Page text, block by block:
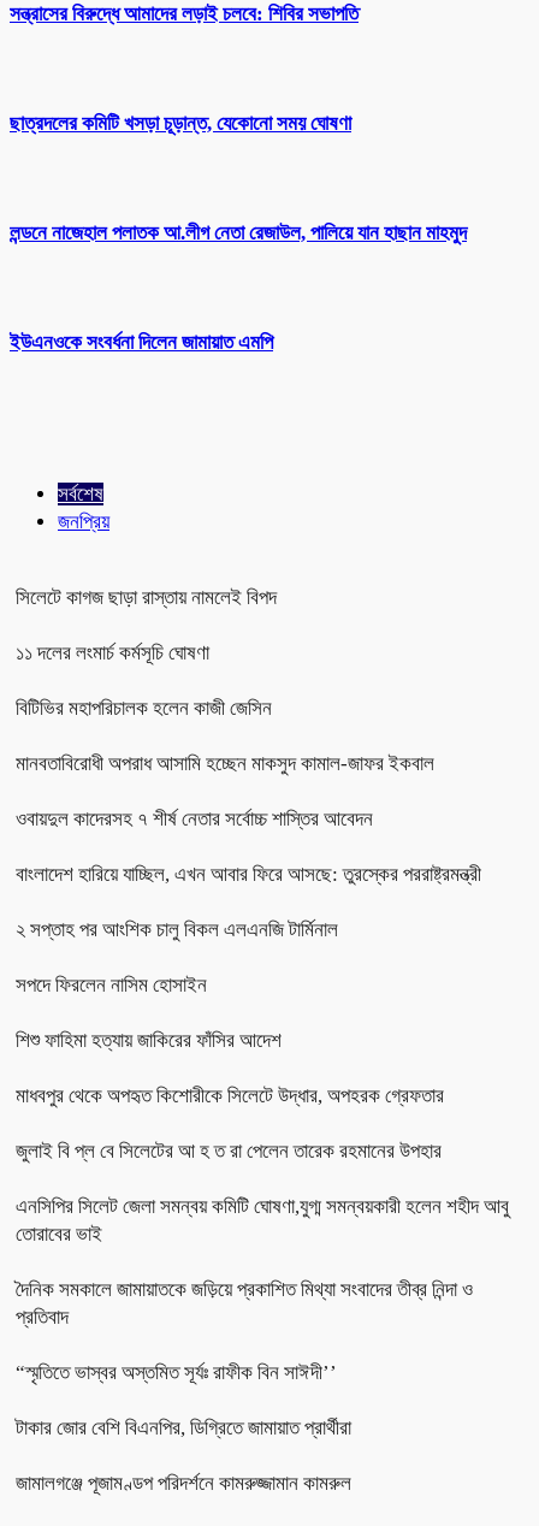
সন্ত্রাসের বিরুদ্ধে আমাদের লড়াই চলবে: শিবির সভাপতি
ছাত্রদলের কমিটি খসড়া চূড়ান্ত, যেকোনো সময় ঘোষণা
লন্ডনে নাজেহাল পলাতক আ.লীগ নেতা রেজাউল, পালিয়ে যান হাছান মাহমুদ
ইউএনওকে সংবর্ধনা দিলেন জামায়াত এমপি
সর্বশেষ
জনপ্রিয়
সিলেটে কাগজ ছাড়া রাস্তায় নামলেই বিপদ
১১ দলের লংমার্চ কর্মসূচি ঘোষণা
বিটিভির মহাপরিচালক হলেন কাজী জেসিন
মানবতাবিরোধী অপরাধ আসামি হচ্ছেন মাকসুদ কামাল-জাফর ইকবাল
ওবায়দুল কাদেরসহ ৭ শীর্ষ নেতার সর্বোচ্চ শাস্তির আবেদন
বাংলাদেশ হারিয়ে যাচ্ছিল, এখন আবার ফিরে আসছে: তুরস্কের পররাষ্ট্রমন্ত্রী
২ সপ্তাহ পর আংশিক চালু বিকল এলএনজি টার্মিনাল
সপদে ফিরলেন নাসিম হোসাইন
শিশু ফাহিমা হত্যায় জাকিরের ফাঁসির আদেশ
মাধবপুর থেকে অপহৃত কিশোরীকে সিলেটে উদ্ধার, অপহরক গ্রেফতার
জুলাই বি প্ল বে সিলেটের আ হ ত রা পেলেন তারেক রহমানের উপহার
এনসিপির সিলেট জেলা সমন্বয় কমিটি ঘোষণা,যুগ্ম সমন্বয়কারী হলেন শহীদ আবু
তোরাবের ভাই
দৈনিক সমকালে জামায়াতকে জড়িয়ে প্রকাশিত মিথ্যা সংবাদের তীব্র নিন্দা ও
প্রতিবাদ
“স্মৃতিতে ভাস্বর অস্তমিত সূর্যঃ রাফীক বিন সাঈদী’’
টাকার জোর বেশি বিএনপির, ডিগ্রিতে জামায়াত প্রার্থীরা
জামালগঞ্জে পূজামণ্ডপ পরিদর্শনে কামরুজ্জামান কামরুল